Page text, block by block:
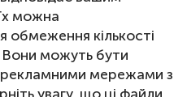
можна
обмеження кількості
Вони можуть бути
мережами з